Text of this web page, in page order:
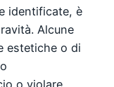
identificate, è
Alcune
estetiche o di
o violare